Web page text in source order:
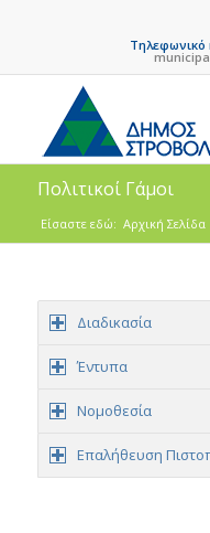
Τηλεφωνικό
Πολιτικοί Γάμοι
Είσαστε εδώ: Αρχική Σελίδα
Διαδικασία
Έντυπα
Νομοθεσία
Επαλήθευση